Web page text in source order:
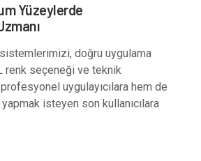
Yüzeylerde
doğru uygulama
renk seçeneği ve teknik
uygulayıcılara hem de
isteyen son kullanıcılara